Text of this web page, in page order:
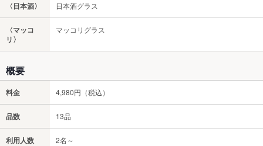
〈日本酒〉 日本酒グラス
〈マッコ
リ〉
マッコリグラス
概要
料金 4,980円（税込）
品数 13品
利用人数 2名～